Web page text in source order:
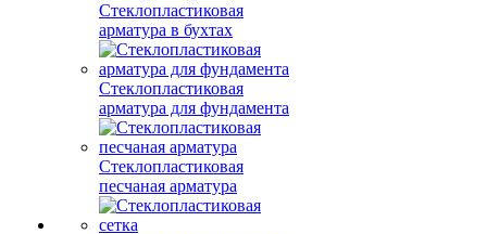
Стеклопластиковая
арматура в бухтах
Стеклопластиковая
арматура для фундамента
Стеклопластиковая
песчаная арматура